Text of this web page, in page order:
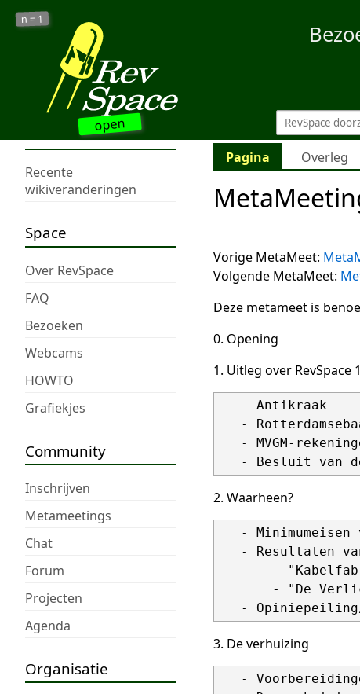
open
n = 1
Recente
wikiveranderingen
Space
Over RevSpace
FAQ
Bezoeken
Webcams
HOWTO
Grafiekjes
Community
Inschrijven
Metameetings
Chat
Forum
Projecten
Agenda
Organisatie
Pagina Overleg
Vorige MetaMeet:
Volgende MetaMeet:
Deze metameet is
0. Opening
1. Uitleg over
   - Antikraak
-
- MVGM-
2. Waarheen?
- Minimumeisen
- Resultaten
-
- "De
3. De verhuizing
-